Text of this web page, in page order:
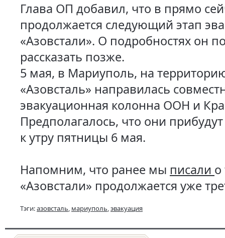
Глава ОП добавил, что в прямо
продолжается следующий этап
«Азовстали». О подробностях он
рассказать позже.
5 мая, в Мариуполь, на
«Азовсталь» направилась
эвакуационная колонна ООН и
Предполагалось, что они
к утру пятницы 6 мая.
Напомним, что ранее мы писали о
«Азовстали» продолжается уже
Тэги:азовсталь, мариуполь,эвакуация